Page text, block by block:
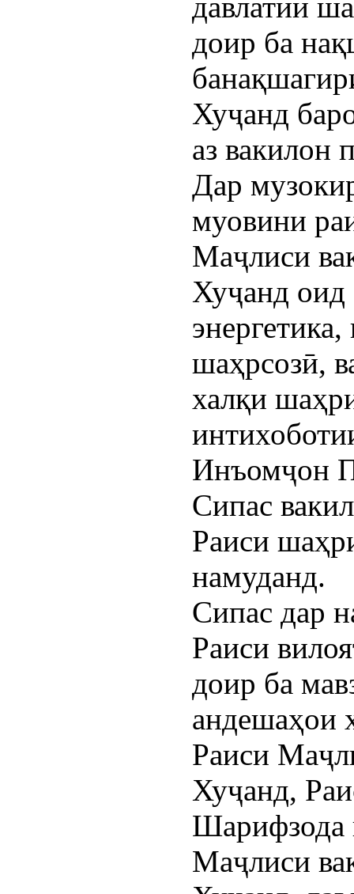
доир ба
Хуҷанд
аз вакилон
Дар
муовини
Маҷлиси
Хуҷанд оид
шаҳрсозӣ,
халқи
Инъомҷон
Сипас
Раиси
намуданд.
Сипас дар
Раиси
доир ба
андешаҳои
Раиси
Хуҷанд,
Шарифзода
Маҷлиси